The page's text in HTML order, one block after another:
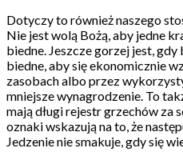
Dotyczy to również naszego
Nie jest wolą Bożą, aby jedne
biedne. Jeszcze gorzej jest,
biedne, aby się ekonomicznie
zasobach albo przez
mniejsze wynagrodzenie. To
mają długi rejestr grzechów za
oznaki wskazują na to, że
Jedzenie nie smakuje, gdy się